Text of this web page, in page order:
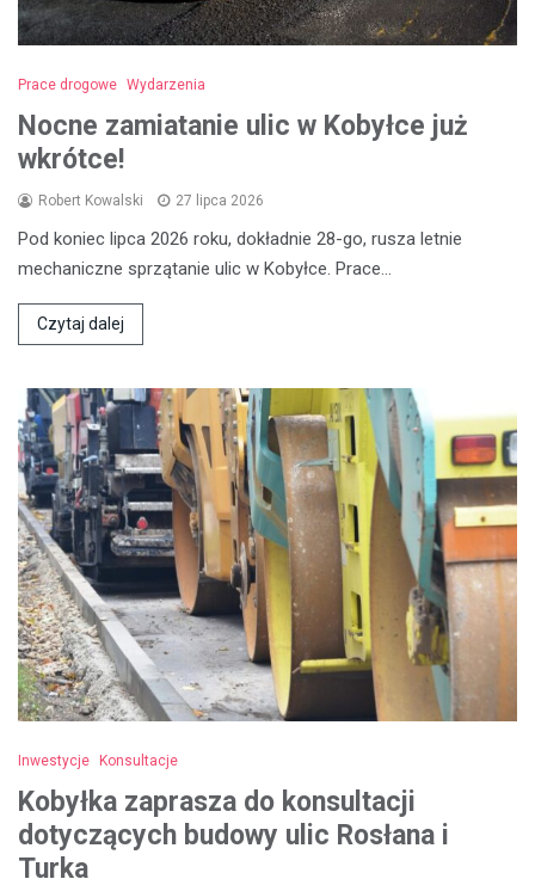
Prace drogowe Wydarzenia
Nocne zamiatanie ulic w Kobyłce już
wkrótce!
Robert Kowalski 27 lipca 2026
Pod koniec lipca 2026 roku, dokładnie 28-go, rusza letnie
mechaniczne sprzątanie ulic w Kobyłce. Prace…
Czytaj dalej
Inwestycje Konsultacje
Kobyłka zaprasza do konsultacji
dotyczących budowy ulic Rosłana i
Turka